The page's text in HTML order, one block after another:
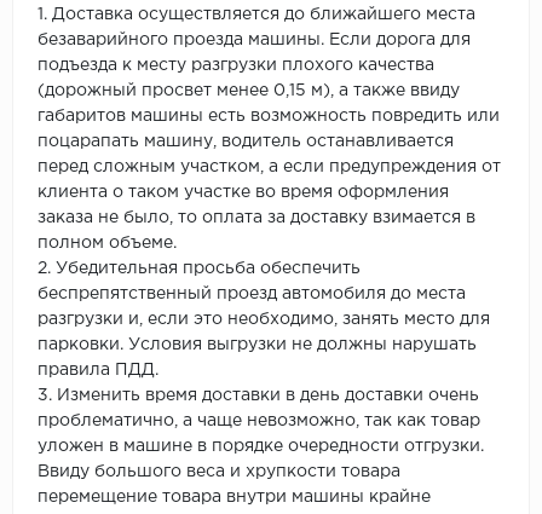
1. Доставка осуществляется до ближайшего места
безаварийного проезда машины. Если дорога для
подъезда к месту разгрузки плохого качества
(дорожный просвет менее 0,15 м), а также ввиду
габаритов машины есть возможность повредить или
поцарапать машину, водитель останавливается
перед сложным участком, а если предупреждения от
клиента о таком участке во время оформления
заказа не было, то оплата за доставку взимается в
полном объеме.
2. Убедительная просьба обеспечить
беспрепятственный проезд автомобиля до места
разгрузки и, если это необходимо, занять место для
парковки. Условия выгрузки не должны нарушать
правила ПДД.
3. Изменить время доставки в день доставки очень
проблематично, а чаще невозможно, так как товар
уложен в машине в порядке очередности отгрузки.
Ввиду большого веса и хрупкости товара
перемещение товара внутри машины крайне